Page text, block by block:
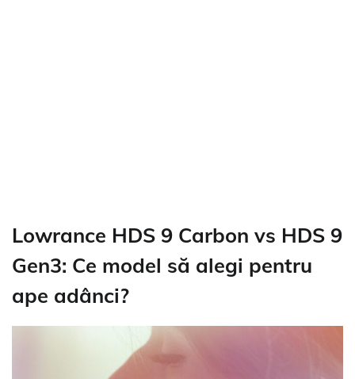
Lowrance HDS 9 Carbon vs HDS 9
Gen3: Ce model să alegi pentru
ape adânci?